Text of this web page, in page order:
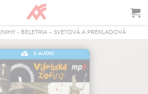
- BELETRIA – SVETOVÁ A PREKLADOVÁ
E-AUDIO